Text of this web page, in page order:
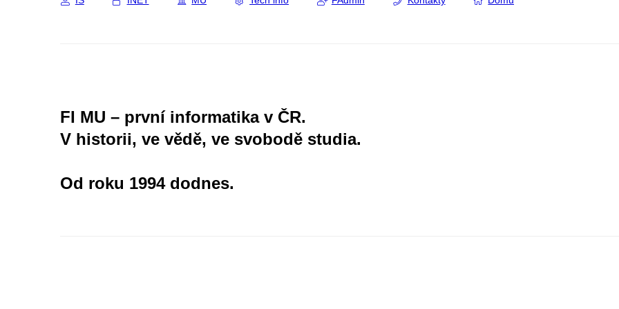
FI MU – první informatika v ČR.
V historii, ve vědě, ve svobodě studia.
Od roku 1994 dodnes.